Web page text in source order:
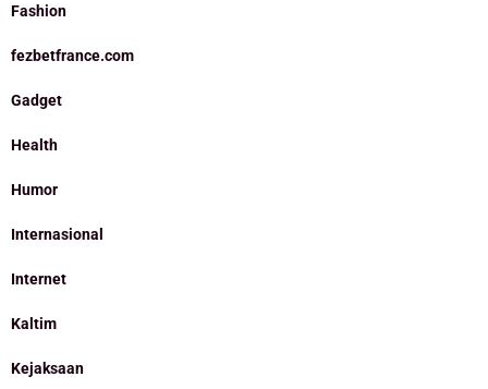
Fashion
fezbetfrance.com
Gadget
Health
Humor
Internasional
Internet
Kaltim
Kejaksaan